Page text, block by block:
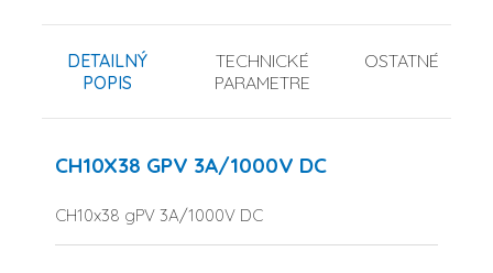
DETAILNÝ
POPIS
TECHNICKÉ
PARAMETRE
OSTATNÉ
CH10X38 GPV 3A/1000V DC
CH10x38 gPV 3A/1000V DC